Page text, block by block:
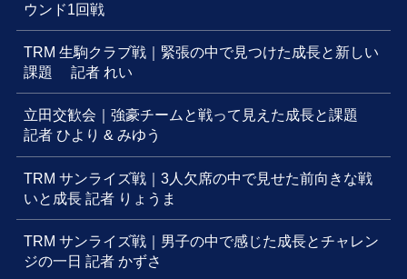
ウンド1回戦
TRM 生駒クラブ戦｜緊張の中で見つけた成長と新しい
課題 記者 れい
立田交歓会｜強豪チームと戦って見えた成長と課題
記者 ひより & みゆう
TRM サンライズ戦｜3人欠席の中で見せた前向きな戦
いと成長 記者 りょうま
TRM サンライズ戦｜男子の中で感じた成長とチャレン
ジの一日 記者 かずさ